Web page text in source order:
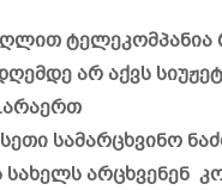
ტელეკომპანია
არ აქვს
სამარცხვინო
არცხვენენ